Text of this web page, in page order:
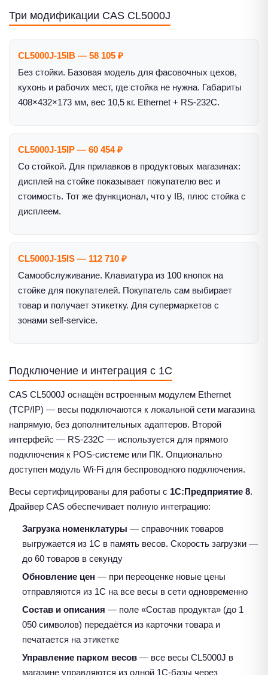
Три модификации CAS CL5000J
CL5000J-15IB — 58 105 ₽
Без стойки. Базовая модель для фасовочных цехов,
кухонь и рабочих мест, где стойка не нужна. Габариты
408×432×173 мм, вес 10,5 кг. Ethernet + RS-232C.
CL5000J-15IP — 60 454 ₽
Со стойкой. Для прилавков в продуктовых магазинах:
дисплей на стойке показывает покупателю вес и
стоимость. Тот же функционал, что у IB, плюс стойка с
дисплеем.
CL5000J-15IS — 112 710 ₽
Самообслуживание. Клавиатура из 100 кнопок на
стойке для покупателей. Покупатель сам выбирает
товар и получает этикетку. Для супермаркетов с
зонами self-service.
Подключение и интеграция с 1С
CAS CL5000J оснащён встроенным модулем Ethernet
(TCP/IP) — весы подключаются к локальной сети магазина
напрямую, без дополнительных адаптеров. Второй
интерфейс — RS-232C — используется для прямого
подключения к POS-системе или ПК. Опционально
доступен модуль Wi-Fi для беспроводного подключения.
Весы сертифицированы для работы с 1С:Предприятие 8.
Драйвер CAS обеспечивает полную интеграцию:
Загрузка номенклатуры — справочник товаров
выгружается из 1С в память весов. Скорость загрузки —
до 60 товаров в секунду
Обновление цен — при переоценке новые цены
отправляются из 1С на все весы в сети одновременно
Состав и описания — поле «Состав продукта» (до 1
050 символов) передаётся из карточки товара и
печатается на этикетке
Управление парком весов — все весы CL5000J в
магазине управляются из одной 1С-базы через